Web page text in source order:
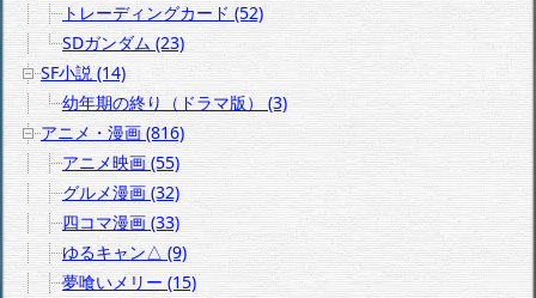
トレーディングカード (52)
SDガンダム (23)
SF小説 (14)
幼年期の終り（ドラマ版） (3)
アニメ・漫画 (816)
アニメ映画 (55)
グルメ漫画 (32)
四コマ漫画 (33)
ゆるキャン△ (9)
夢喰いメリー (15)